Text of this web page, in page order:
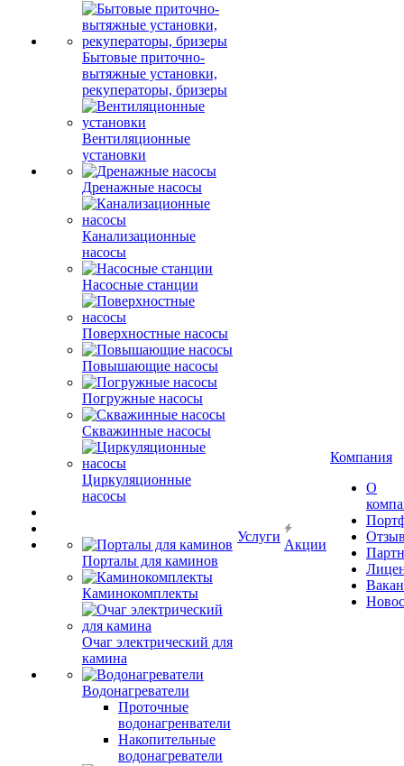
Бытовые приточно-
вытяжные установки,
рекуператоры, бризеры
Вентиляционные
установки
Дренажные насосы
Канализационные
насосы
Насосные станции
Поверхностные насосы
Повышающие насосы
Погружные насосы
Скважинные насосы
Циркуляционные
насосы
Порталы для каминов
Каминокомплекты
Очаг электрический для
камина
Водонагреватели
Проточные
водонагренватели
Накопительные
водонагреватели
Услуги
Акции
Компания
О